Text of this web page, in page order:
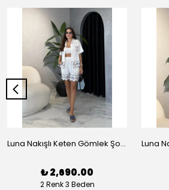
Luna Nakışlı Keten Gömlek Şort Takım - Beyaz
₺ 2,690.00
2 Renk 3 Beden